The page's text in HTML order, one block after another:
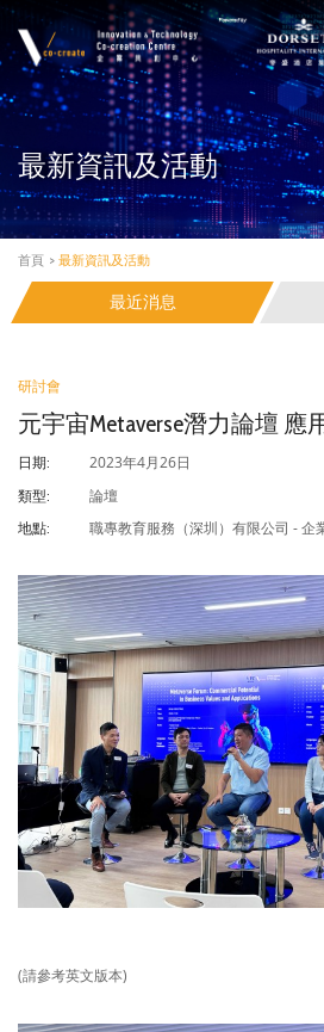
最新資訊及活動
首頁 > 最新資訊及活動
最近消息
研討會
元宇宙Metaverse潛力論壇 應
日期: 2023年4月26日
類型: 論壇
地點: 職專教育服務（深圳）有限公司 - 企
(請參考英文版本)